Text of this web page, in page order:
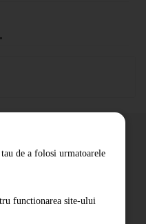
de a folosi urmatoarele
functionarea site-ului